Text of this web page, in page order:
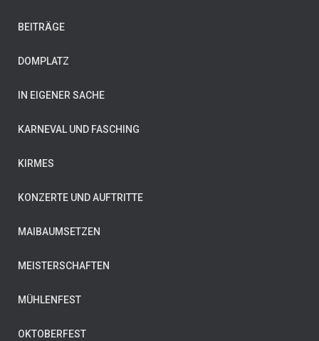
BEITRÄGE
DOMPLATZ
IN EIGENER SACHE
KARNEVAL UND FASCHING
KIRMES
KONZERTE UND AUFTRITTE
MAIBAUMSETZEN
MEISTERSCHAFTEN
MÜHLENFEST
OKTOBERFEST